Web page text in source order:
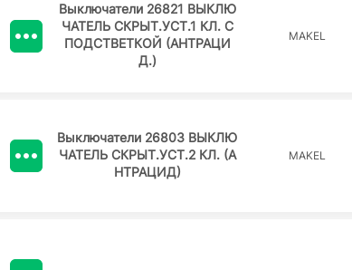
Выключатели 26821 ВЫКЛЮ
ЧАТЕЛЬ СКРЫТ.УСТ.1 КЛ. С
ПОДСТВЕТКОЙ (АНТРАЦИ
Д.)
MAKEL
Выключатели 26803 ВЫКЛЮ
ЧАТЕЛЬ СКРЫТ.УСТ.2 КЛ. (А
НТРАЦИД)
MAKEL